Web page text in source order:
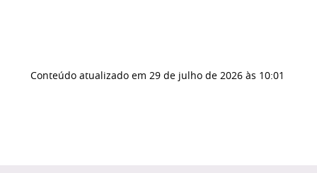
Conteúdo atualizado em 29 de julho de 2026 às 10:01